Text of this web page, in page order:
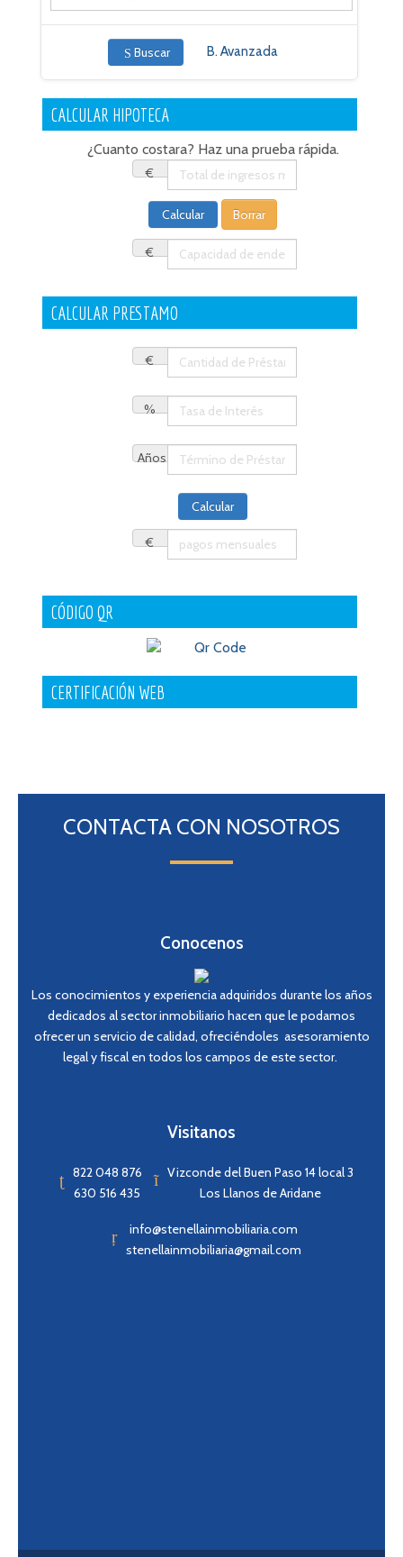
Buscar B. Avanzada
CALCULAR HIPOTECA
¿Cuanto costara? Haz una prueba rápida.
€
€
CALCULAR PRESTAMO
€
%
Años
€
CÓDIGO QR
CERTIFICACIÓN WEB
CONTACTA CON NOSOTROS
Conocenos
Los conocimientos y experiencia adquiridos durante los años
dedicados al sector inmobiliario hacen que le podamos
ofrecer un servicio de calidad, ofreciéndoles asesoramiento
legal y fiscal en todos los campos de este sector.
Visitanos
822 048 876
630 516 435
Vizconde del Buen Paso 14 local 3
Los Llanos de Aridane
info@stenellainmobiliaria.com
stenellainmobiliaria@gmail.com